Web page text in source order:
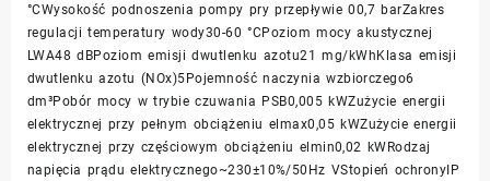
°CWysokość podnoszenia pompy pry przepływie 00,7 barZakres
regulacji temperatury wody30-60 °CPoziom mocy akustycznej
LWA48 dBPoziom emisji dwutlenku azotu21 mg/kWhKlasa emisji
dwutlenku azotu (NOx)5Pojemność naczynia wzbiorczego6
dm³Pobór mocy w trybie czuwania PSB0,005 kWZużycie energii
elektrycznej przy pełnym obciążeniu elmax0,05 kWZużycie energii
elektrycznej przy częściowym obciążeniu elmin0,02 kWRodzaj
napięcia prądu elektrycznego~230±10%/50Hz VStopień ochronyIP